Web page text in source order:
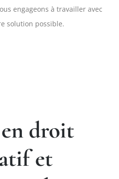
engageons à travailler avec
solution possible.
droit
et